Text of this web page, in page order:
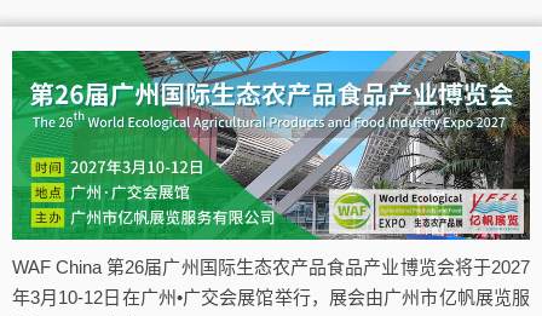
WAF China 第26届广州国际生态农产品食品产业博览会将于2027
年3月10-12日在广州•广交会展馆举行，展会由广州市亿帆展览服